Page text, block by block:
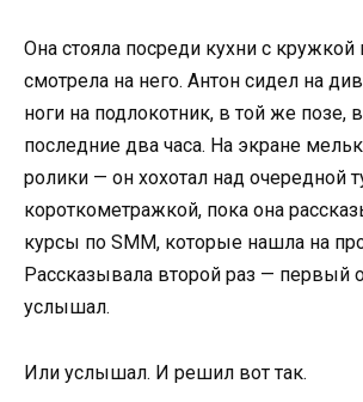
Она стояла посреди кухни с кружкой
смотрела на него. Антон сидел на
ноги на подлокотник, в той же позе,
последние два часа. На экране
ролики — он хохотал над очередной
короткометражкой, пока она
курсы по SMM, которые нашла на
Рассказывала второй раз — первый
услышал.
Или услышал. И решил вот так.